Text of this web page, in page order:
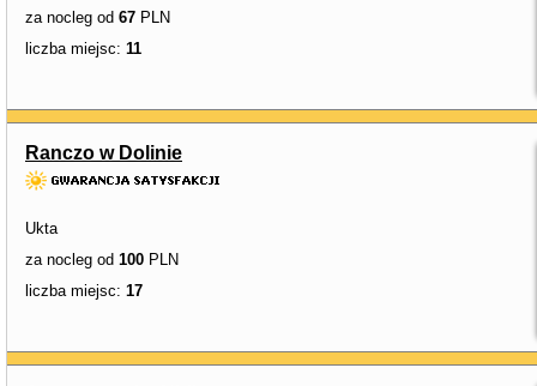
za nocleg od 67 PLN
liczba miejsc: 11
Ranczo w Dolinie
Ukta
za nocleg od 100 PLN
liczba miejsc: 17